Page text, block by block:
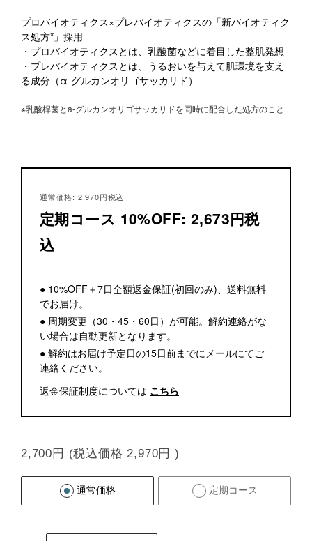
プロバイオティクス×プレバイオティクスの「新バイオティク
ス処方*」採用
・プロバイオティクスとは、乳酸菌などに着目した整肌発想
・プレバイオティクスとは、うるおいを与えて肌環境を支え
る成分（α-グルカンオリゴサッカリド）
※乳酸桿菌とa-グルカンオリゴサッカリドを同時に配合した処方のこと
通常価格: 2,970円税込
定期コース 10%OFF: 2,673円税
込
● 10%OFF＋7日全額返金保証(初回のみ)、送料無料
でお届け。
● 周期変更（30・45・60日）が可能。解約連絡がな
い場合は自動更新となります。
● 解約はお届け予定日の15日前までにメールにてご
連絡ください。
返金保証制度については こちら
2,700円 (税込価格 2,970円 )
通常価格 定期コース